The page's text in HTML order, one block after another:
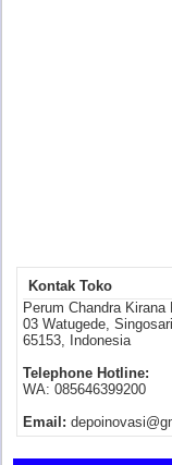
Kontak Toko
Perum Chandra Kirana
03 Watugede,
65153, Indonesia
Telephone Hotline:
WA: 085646399200
Email: